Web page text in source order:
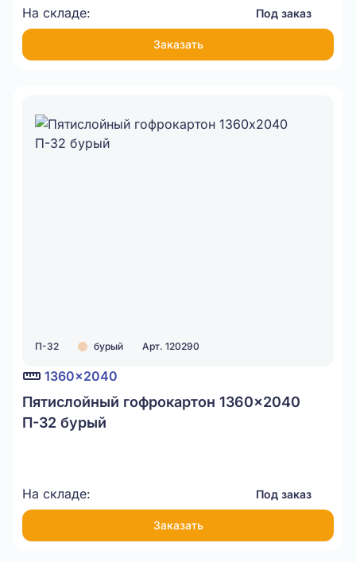
На складе: Под заказ
Заказать
П-32 бурый Арт. 120290
1360x2040
Пятислойный гофрокартон 1360x2040
П-32 бурый
На складе: Под заказ
Заказать